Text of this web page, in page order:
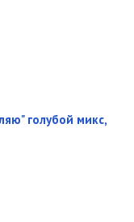
голубой микс,